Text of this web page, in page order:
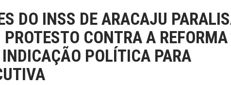
DO INSS DE ARACAJU
CONTRA A
POLÍTICA PARA